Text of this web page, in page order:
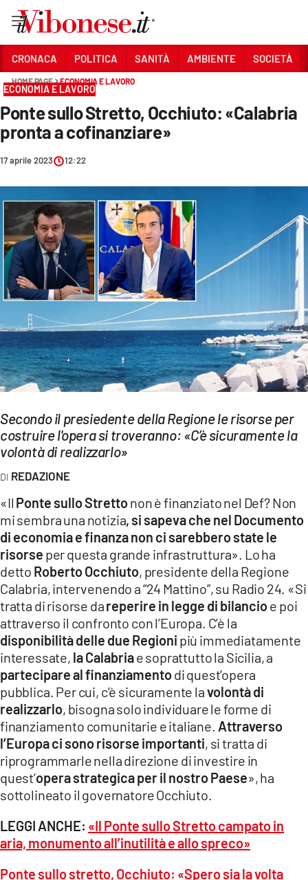
Sezioni
CRONACA
POLITICA
SANITÀ
AMBIENTE
SOCIETÀ
CULTURA
ECONOMIA E LAVORO
EVENTI
SPORT
Streaming
LAC NETWORK
LaC
Network
LACPLAY.IT
LACTV.IT
LACONAIR.IT
LACITYMAG.IT
ILREGGINO.IT
COSENZACHANNEL.IT
ILVIBONESE.IT
CATANZAROCHANNEL.IT
LACAPITALENEWS.IT
App
ANDROID
APPLE
CRONACA POLITICA SANITÀ AMBIENTE SOCIETÀ
HOME PAGE ECONOMIA E LAVORO
ECONOMIA E LAVORO
Ponte sullo Stretto, Occhiuto: «Calabria
pronta a cofinanziare»
17 aprile 2023 12:22
Secondo il presiedente della Regione le risorse per
costruire l'opera si troveranno: «C’è sicuramente la
volontà di realizzarlo»
REDAZIONE
«Il Ponte sullo Strettonon è finanziato nel Def? Non
mi sembra una notizia, si sapeva che nel Documento
di economia e finanza non ci sarebbero state le
risorse per questa grande infrastruttura». Lo ha
detto Roberto Occhiuto, presidente della Regione
Calabria, intervenendo a “24 Mattino”, su Radio 24. «Si
tratta di risorse dareperire in legge di bilancioe poi
attraverso il confronto con l’Europa. C’è la
disponibilità delle due Regioni più immediatamente
interessate, la Calabriae soprattutto la Sicilia, a
partecipare al finanziamentodi quest’opera
pubblica. Per cui, c’è sicuramente lavolontà di
realizzarlo, bisogna solo individuare le forme di
finanziamento comunitarie e italiane. Attraverso
l’Europa ci sono risorse importanti, si tratta di
riprogrammarle nella direzione di investire in
quest’opera strategica per il nostro Paese», ha
sottolineato il governatore Occhiuto.
LEGGI ANCHE: «Il Ponte sullo Stretto campato in
aria, monumento all’inutilità e allo spreco»
Ponte sullo stretto, Occhiuto: «Spero sia la volta